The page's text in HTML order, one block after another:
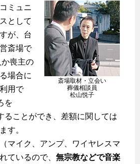
斎場取材・立会い
葬儀相談員
松山悦子
ミュニ
として
が、台
斎場で
か喪主の
場合に
用で
を
ることができ、差額に関しては
す。
マイク、アンプ、ワイヤレスマ
ているので、 無宗教などで音楽